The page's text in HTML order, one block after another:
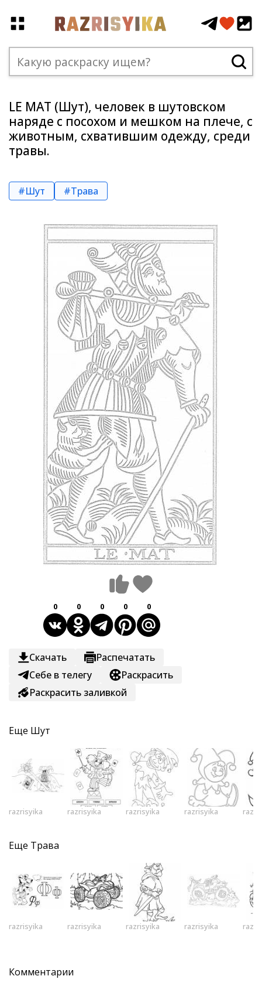
LE MAT (Шут), человек в шутовском
наряде с посохом и мешком на плече, c
животным, схватившим одежду, среди
травы.
#Шут #Трава
0 0 0 0 0
Скачать
Распечатать
Себе в телегу
Раскрасить
Раскрасить заливкой
Еще Шут
razrisyika razrisyika razrisyika razrisyika
Еще Трава
razrisyika razrisyika razrisyika razrisyika
Комментарии